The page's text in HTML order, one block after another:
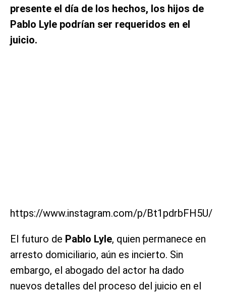
presente el día de los hechos, los hijos de
Pablo Lyle podrían ser requeridos en el
juicio.
https://www.instagram.com/p/Bt1pdrbFH5U/
El futuro de Pablo Lyle, quien permanece en
arresto domiciliario, aún es incierto. Sin
embargo, el abogado del actor ha dado
nuevos detalles del proceso del juicio en el